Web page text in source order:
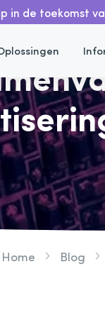
in de toekomst
Home Blog